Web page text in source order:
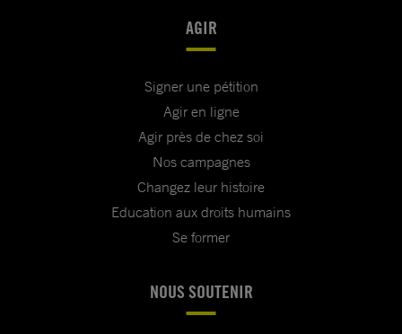
AGIR
Signer une pétition
Agir en ligne
Agir près de chez soi
Nos campagnes
Changez leur histoire
Education aux droits humains
Se former
NOUS SOUTENIR